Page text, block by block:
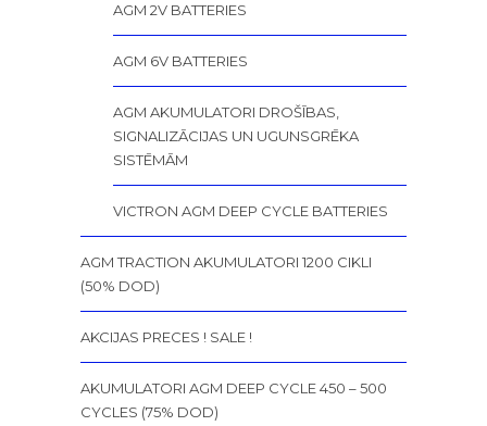
AGM 2V BATTERIES
AGM 6V BATTERIES
AGM AKUMULATORI DROŠĪBAS,
SIGNALIZĀCIJAS UN UGUNSGRĒKA
SISTĒMĀM
VICTRON AGM DEEP CYCLE BATTERIES
AGM TRACTION AKUMULATORI 1200 CIKLI
(50% DOD)
AKCIJAS PRECES ! SALE !
AKUMULATORI AGM DEEP CYCLE 450 – 500
CYCLES (75% DOD)